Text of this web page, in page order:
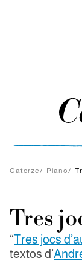
Catorze/ Piano/
Tres
“Tres jocs
textos d’